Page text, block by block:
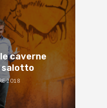
caverne
salotto
2018